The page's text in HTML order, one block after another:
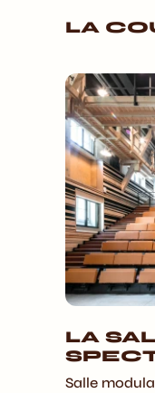
LA
LA
Salle